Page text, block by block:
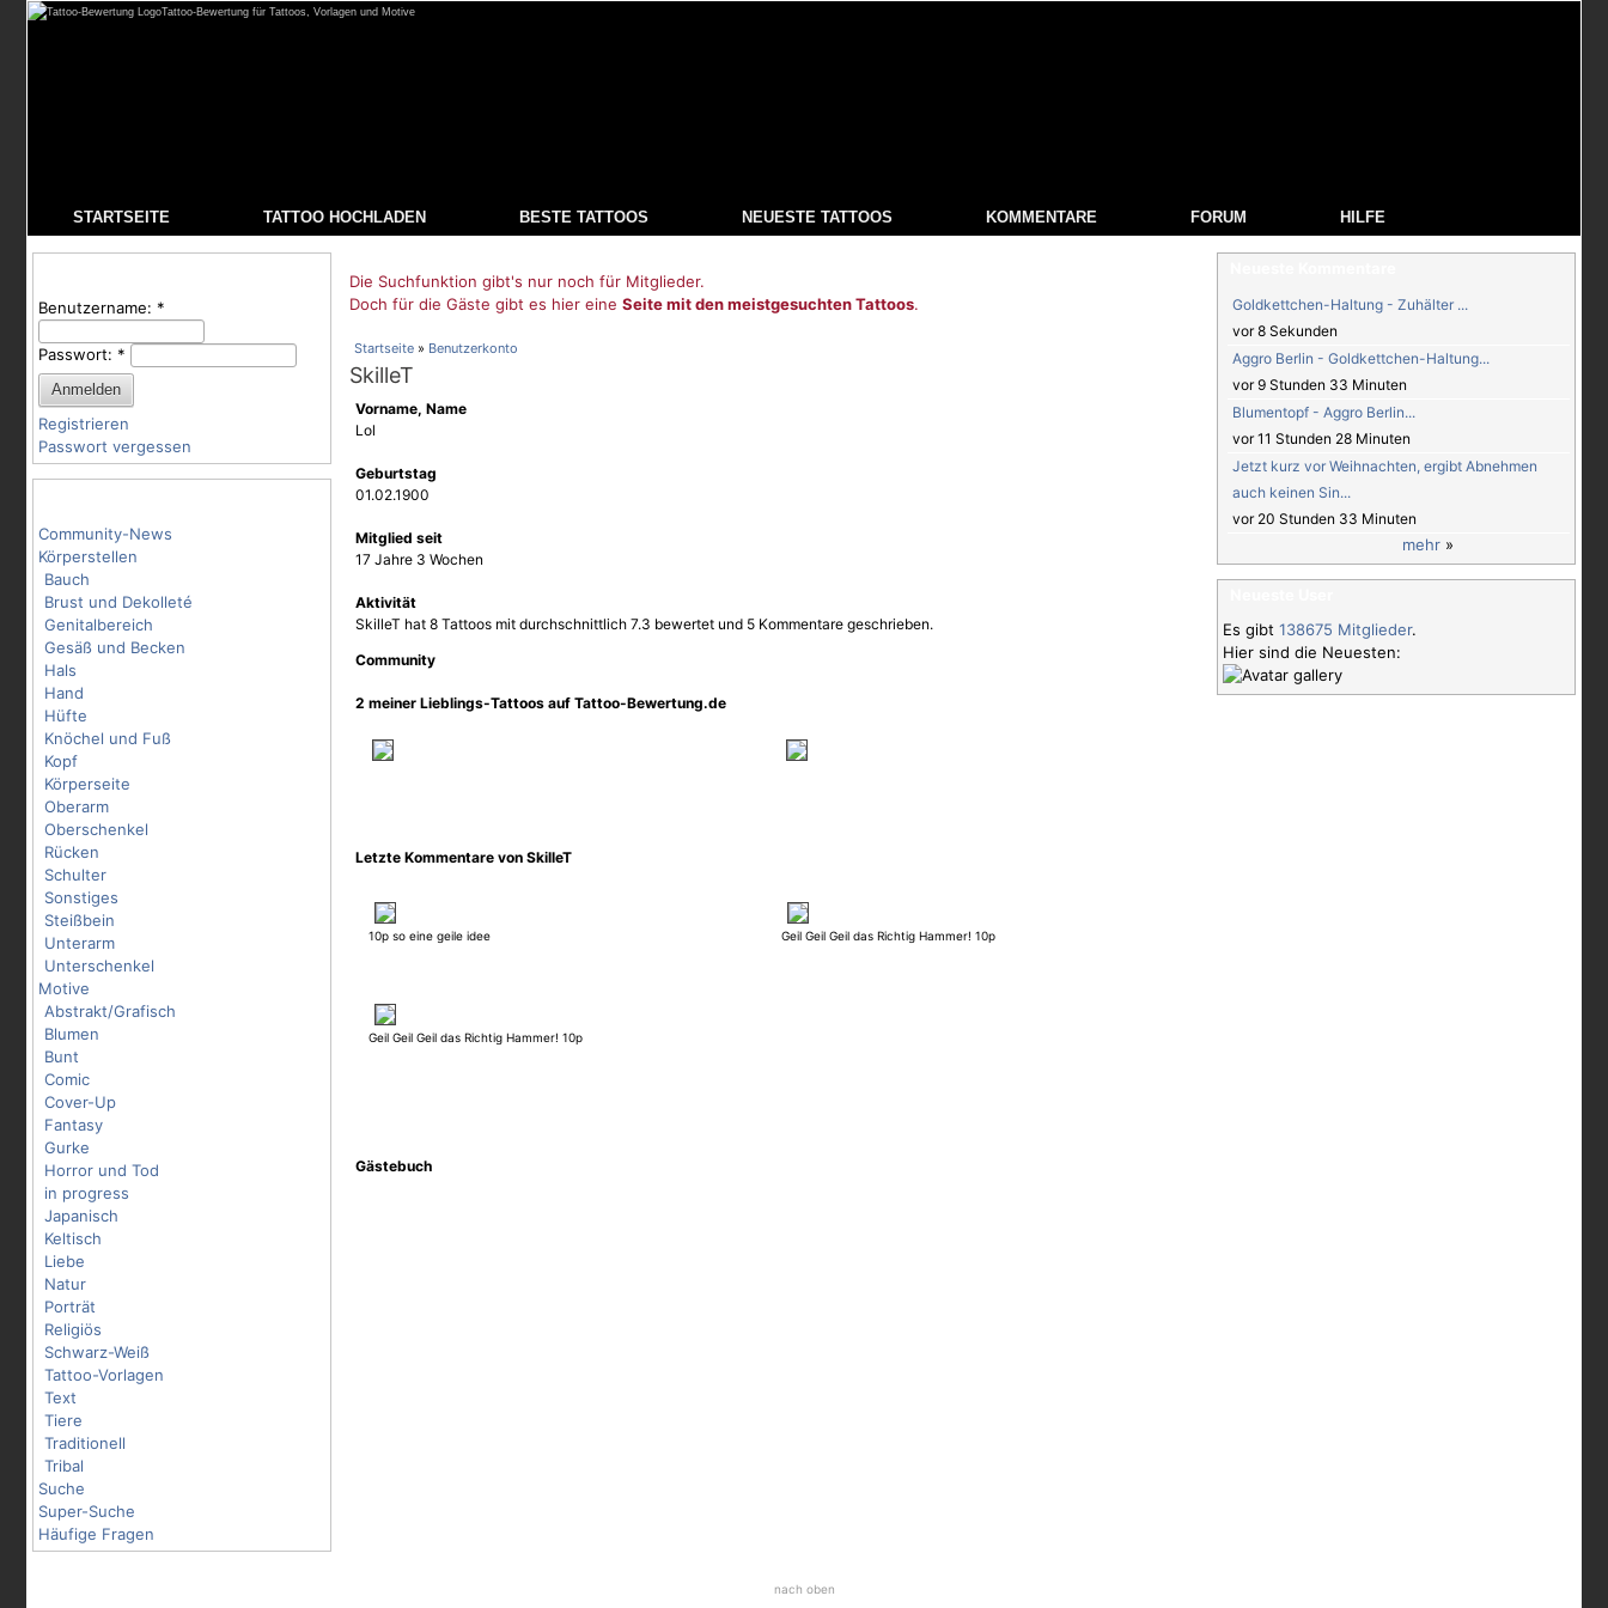
Tattoo-Bewertung für Tattoos, Vorlagen und Motive
STARTSEITE TATTOO HOCHLADEN BESTE TATTOOS NEUESTE TATTOOS KOMMENTARE FORUM HILFE
Benutzername: *
Passwort: *
Registrieren
Passwort vergessen
Community-News
Körperstellen
Bauch
Brust und Dekolleté
Genitalbereich
Gesäß und Becken
Hals
Hand
Hüfte
Knöchel und Fuß
Kopf
Körperseite
Oberarm
Oberschenkel
Rücken
Schulter
Sonstiges
Steißbein
Unterarm
Unterschenkel
Motive
Abstrakt/Grafisch
Blumen
Bunt
Comic
Cover-Up
Fantasy
Gurke
Horror und Tod
in progress
Japanisch
Keltisch
Liebe
Natur
Porträt
Religiös
Schwarz-Weiß
Tattoo-Vorlagen
Text
Tiere
Traditionell
Tribal
Suche
Super-Suche
Häufige Fragen
Die Suchfunktion gibt's nur noch für Mitglieder.
Doch für die Gäste gibt es hier eine Seite mit den meistgesuchten Tattoos.
Startseite » Benutzerkonto
SkilleT
Vorname, Name
Lol
Geburtstag
01.02.1900
Mitglied seit
17 Jahre 3 Wochen
Aktivität
SkilleT hat 8 Tattoos mit durchschnittlich 7.3 bewertet und 5 Kommentare geschrieben.
Community
2 meiner Lieblings-Tattoos auf Tattoo-Bewertung.de
Letzte Kommentare von SkilleT
10p so eine geile idee Geil Geil Geil das Richtig Hammer! 10p
Geil Geil Geil das Richtig Hammer! 10p
Gästebuch
Goldkettchen-Haltung - Zuhälter ...
vor 8 Sekunden
Aggro Berlin - Goldkettchen-Haltung...
vor 9 Stunden 33 Minuten
Blumentopf - Aggro Berlin...
vor 11 Stunden 28 Minuten
Jetzt kurz vor Weihnachten, ergibt Abnehmen
auch keinen Sin...
vor 20 Stunden 33 Minuten
mehr »
Es gibt 138675 Mitglieder.
Hier sind die Neuesten:
nach oben